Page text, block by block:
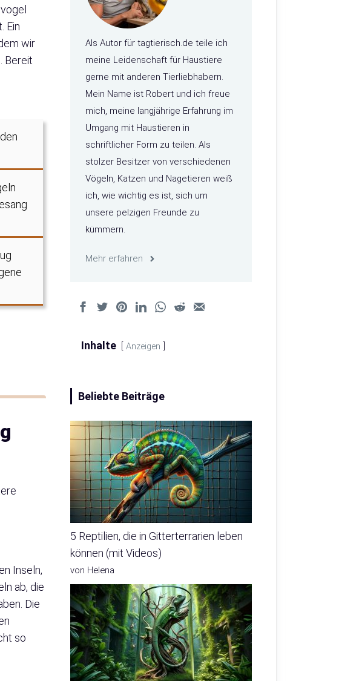
Ein
wir
Bereit
Inseln,
ab, die
Die
so
Als Autor für tagtierisch.de teile ich
meine Leidenschaft für Haustiere
gerne mit anderen Tierliebhabern.
Mein Name ist Robert und ich freue
mich, meine langjährige Erfahrung im
Umgang mit Haustieren in
schriftlicher Form zu teilen. Als
stolzer Besitzer von verschiedenen
Vögeln, Katzen und Nagetieren weiß
ich, wie wichtig es ist, sich um
unsere pelzigen Freunde zu
kümmern.
Mehr erfahren
Inhalte Anzeigen
Beliebte Beiträge
5 Reptilien, die in Gitterterrarien leben
können (mit Videos)
von Helena